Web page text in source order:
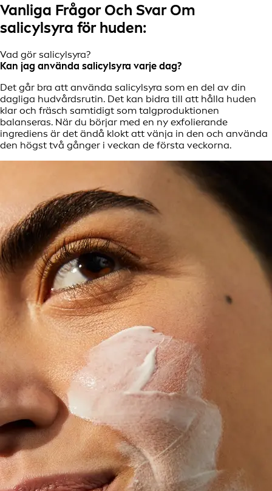
Vanliga Frågor Och Svar Om
salicylsyra för huden:
Vad gör salicylsyra?
Kan jag använda salicylsyra varje dag?
Det går bra att använda salicylsyra som en del av din
dagliga hudvårdsrutin. Det kan bidra till att hålla huden
klar och fräsch samtidigt som talgproduktionen
balanseras. När du börjar med en ny exfolierande
ingrediens är det ändå klokt att vänja in den och använda
den högst två gånger i veckan de första veckorna.